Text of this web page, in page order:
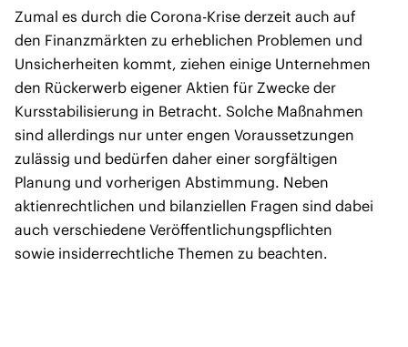
Zumal es durch die Corona-Krise derzeit auch auf
den Finanzmärkten zu erheblichen Problemen und
Unsicherheiten kommt, ziehen einige Unternehmen
den Rückerwerb eigener Aktien für Zwecke der
Kursstabilisierung in Betracht. Solche Maßnahmen
sind allerdings nur unter engen Voraussetzungen
zulässig und bedürfen daher einer sorgfältigen
Planung und vorherigen Abstimmung. Neben
aktienrechtlichen und bilanziellen Fragen sind dabei
auch verschiedene Veröffentlichungspflichten
sowie insiderrechtliche Themen zu beachten.